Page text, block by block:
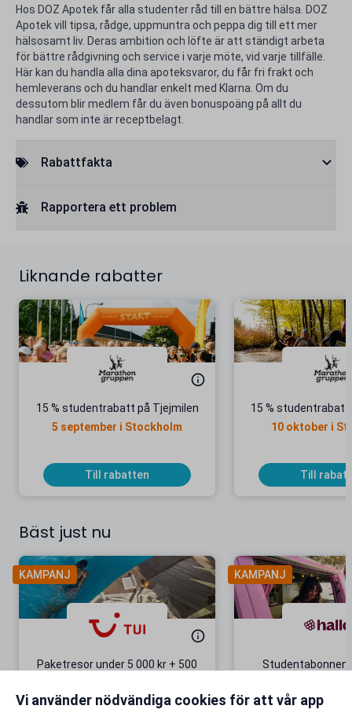
Hos DOZ Apotek får alla studenter råd till en bättre hälsa. DOZ
Apotek vill tipsa, rådge, uppmuntra och peppa dig till ett mer
hälsosamt liv. Deras ambition och löfte är att ständigt arbeta
för bättre rådgivning och service i varje möte, vid varje tillfälle.
Här kan du handla alla dina apoteksvaror, du får fri frakt och
hemleverans och du handlar enkelt med Klarna. Om du
dessutom blir medlem får du även bonuspoäng på allt du
handlar som inte är receptbelagt.
Rabattfakta
Rapportera ett problem
Liknande rabatter
15 % studentrabatt på Tjejmilen
5 september i Stockholm
Till rabatten
15 %
10 oktober i
Till
Bäst just nu
KAMPANJ
Paketresor under 5 000 kr + 500
Gäller även på redan prissänkta
KAMPANJ
+ 20 GB
Vi använder nödvändiga cookies för att vår app